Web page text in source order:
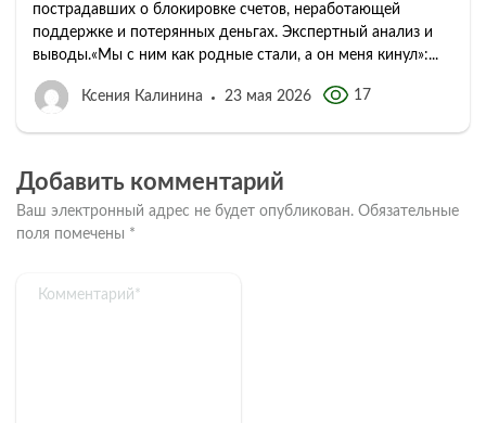
пострадавших о блокировке счетов, неработающей
поддержке и потерянных деньгах. Экспертный анализ и
выводы.«Мы с ним как родные стали, а он меня кинул»:...
Ксения Калинина 23 мая 2026 17
Добавить комментарий
Ваш электронный адрес не будет опубликован. Обязательные
поля помечены *